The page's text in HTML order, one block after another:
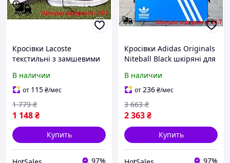
Кросівки Lacoste
текстильні з замшевими
пінною підошвою
спортивне взуття 41 (26)
В наличии
от 115₴/мес
1 148₴
1 779 ₴
Купить
97%
Кросівки Adidas Originals
Niteball Black шкіряні для
взуття з пінною
підошвою 41 (26)
В наличии
от236₴/мес
2 363₴
3 663 ₴
Купить
97%